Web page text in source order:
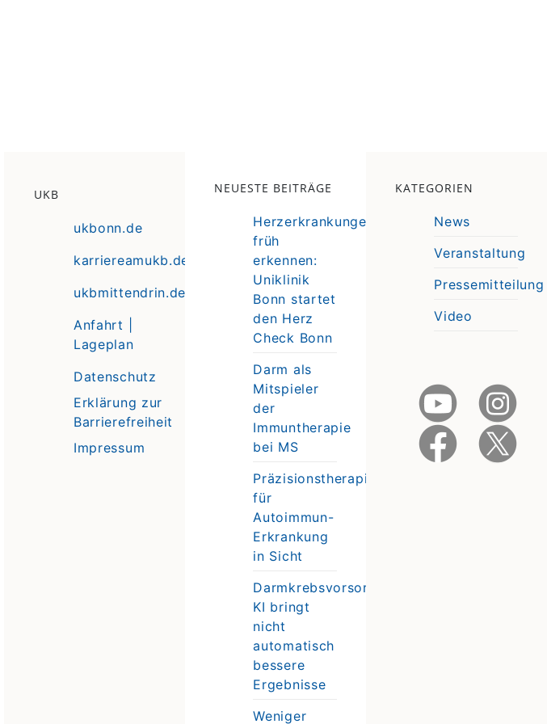
UKB
ukbonn.de
karriereamukb.de
ukbmittendrin.de
Anfahrt |
Lageplan
Datenschutz
Erklärung zur
Barrierefreiheit
Impressum
NEUESTE BEITRÄGE
Herzerkrankungen
früh
erkennen:
Uniklinik
Bonn startet
den Herz
Check Bonn
Darm als
Mitspieler
der
Immuntherapie
bei MS
Präzisionstherapie
für
Autoimmun-
Erkrankung
in Sicht
Darmkrebsvorsorge:
KI bringt
nicht
automatisch
bessere
Ergebnisse
Weniger
KATEGORIEN
News
Veranstaltung
Pressemitteilung
Video